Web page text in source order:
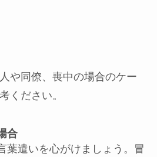
や同僚、喪中の場合のケー
ください。
合
葉遣いを心がけましょう。冒